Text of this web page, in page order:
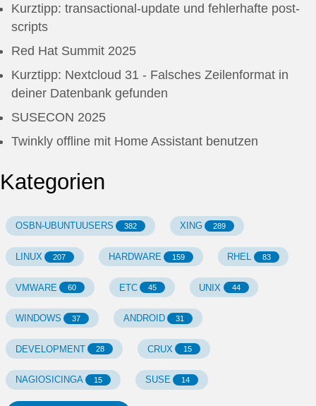
Kurztipp: transactional-update und fehlerhafte post-
scripts
Red Hat Summit 2025
Kurztipp: Nextcloud 31 - Falsches Zeilenformat in
deiner Datenbank gefunden
SUSECON 2025
Twinkly offline mit Home Assistant benutzen
Kategorien
OSBN-UBUNTUUSERS 382 XING 289
LINUX 207 HARDWARE 159 RHEL 83
VMWARE 60 ETC 45 UNIX 44
WINDOWS 37 ANDROID 31
DEVELOPMENT 28 CRUX 15
NAGIOSICINGA 15 SUSE 14